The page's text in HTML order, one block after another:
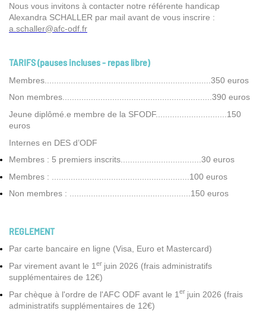
Nous vous invitons à contacter notre référente handicap
Alexandra SCHALLER par mail avant de vous inscrire :
a.schaller@afc-odf.fr
TARIFS (pauses incluses - repas libre)
Membres......................................................................350 euros
Non membres...............................................................390 euros
Jeune diplômé.e membre de la SFODF..............................150
euros
Internes en DES d’ODF
Membres : 5 premiers inscrits..................................30 euros
Membres : ..........................................................100 euros
Non membres : ...................................................150 euros
REGLEMENT
Par carte bancaire en ligne (Visa, Euro et Mastercard)
Par virement avant le 1 er juin 2026 (frais administratifs
supplémentaires de 12€)
Par chèque à l'ordre de l'AFC ODF avant le 1 er juin 2026 (frais
administratifs supplémentaires de 12€)